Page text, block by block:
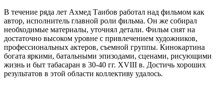
В течение ряда лет Ахмед Таибов работал над фильмом как
автор, исполнитель главной роли фильма. Он же собирал
необходимые материалы, уточнял детали. Фильм снят на
достаточно высоком уровне с привлечением художников,
профессиональных актеров, съемной группы. Кинокартина
богата яркими, батальными эпизодами, сценами, рисующими
жизнь и быт табасаран в 30-40 гг. XVIII в. Достичь хороших
результатов в этой области коллективу удалось.